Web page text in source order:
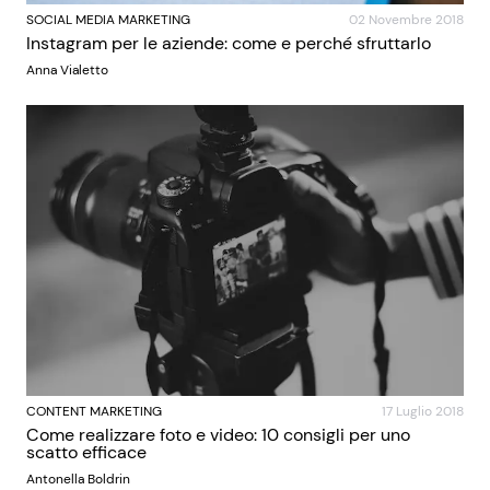
SOCIAL MEDIA MARKETING 02 Novembre 2018
Instagram per le aziende: come e perché sfruttarlo
Anna Vialetto
CONTENT MARKETING 17 Luglio 2018
Come realizzare foto e video: 10 consigli per uno
scatto efficace
Antonella Boldrin